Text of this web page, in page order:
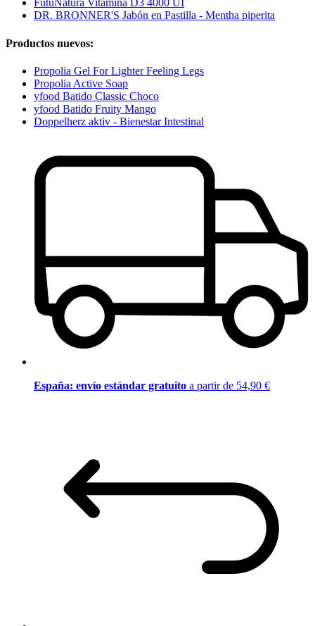
FutuNatura Vitamina D3 4000 UI
DR. BRONNER'S Jabón en Pastilla - Mentha piperita
Productos nuevos:
Propolia Gel For Lighter Feeling Legs
Propolia Active Soap
yfood Batido Classic Choco
yfood Batido Fruity Mango
Doppelherz aktiv - Bienestar Intestinal
España: envío estándar gratuito a partir de 54,90 €